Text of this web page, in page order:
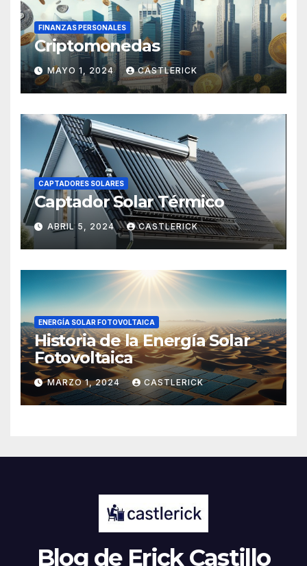
FINANZAS PERSONALES
Criptomonedas
MAYO 1, 2024 CASTLERICK
CAPTADORES SOLARES
Captador Solar Térmico
ABRIL 5, 2024 CASTLERICK
ENERGÍA SOLAR FOTOVOLTAICA
Historia de la Energía Solar
Fotovoltaica
MARZO 1, 2024 CASTLERICK
Blog de Erick Castillo